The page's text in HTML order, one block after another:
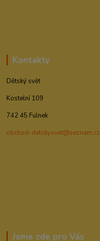
Kontakty
Dětský svět
Kostelní 109
742 45 Fulnek
obchod-detskysvet@seznam.cz
Jsme zde pro Vás